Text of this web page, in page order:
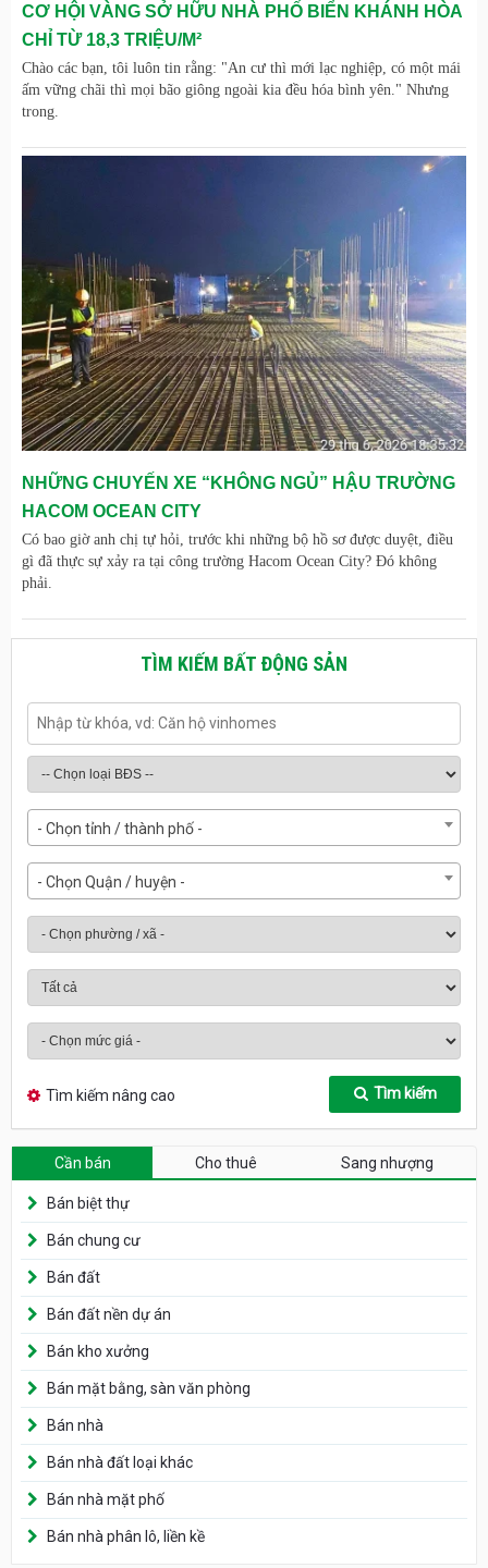
CƠ HỘI VÀNG SỞ HỮU NHÀ PHỐ BIỂN KHÁNH HÒA
CHỈ TỪ 18,3 TRIỆU/M²
Chào các bạn, tôi luôn tin rằng: "An cư thì mới lạc nghiệp, có một mái
ấm vững chãi thì mọi bão giông ngoài kia đều hóa bình yên." Nhưng
trong.
NHỮNG CHUYẾN XE “KHÔNG NGỦ” HẬU TRƯỜNG
HACOM OCEAN CITY
Có bao giờ anh chị tự hỏi, trước khi những bộ hồ sơ được duyệt, điều
gì đã thực sự xảy ra tại công trường Hacom Ocean City? Đó không
phải.
TÌM KIẾM BẤT ĐỘNG SẢN
- Chọn tỉnh / thành phố -
- Chọn Quận / huyện -
Tìm kiếm nâng cao Tìm kiếm
Cần bán Cho thuê Sang nhượng
Bán biệt thự
Bán chung cư
Bán đất
Bán đất nền dự án
Bán kho xưởng
Bán mặt bằng, sàn văn phòng
Bán nhà
Bán nhà đất loại khác
Bán nhà mặt phố
Bán nhà phân lô, liền kề